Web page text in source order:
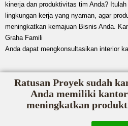
kinerja dan produktivitas tim Anda?
lingkungan kerja yang nyaman, agar
meningkatkan kemajuan Bisnis Anda.
Graha Famili
Anda dapat mengkonsultasikan interior
Ratusan Proyek sudah
Anda memiliki
meningkatkan